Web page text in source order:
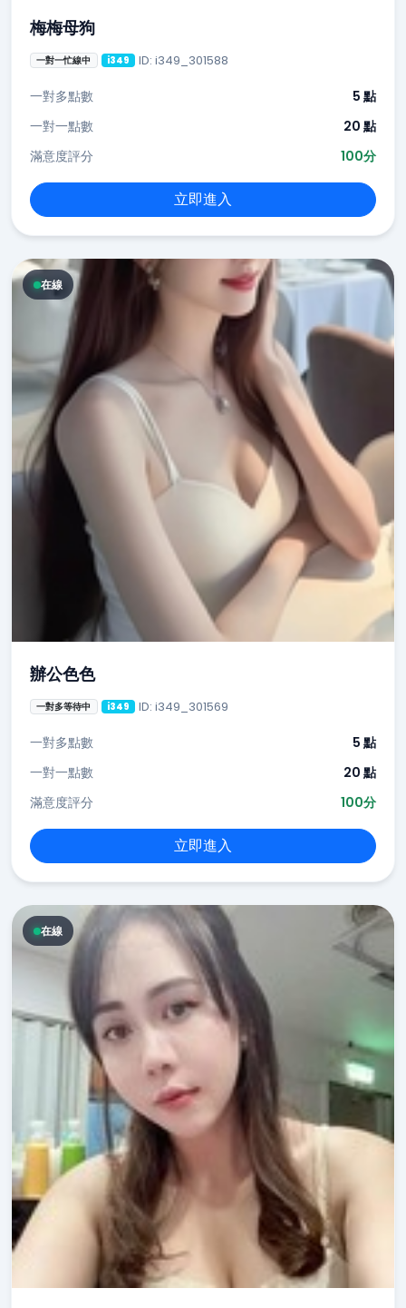
梅梅母狗
一對一忙線中 i349 ID: i349_301588
一對多點數
5 點
一對一點數
20 點
滿意度評分
100分
立即進入
在線
辦公色色
一對多等待中 i349 ID: i349_301569
一對多點數
5 點
一對一點數
20 點
滿意度評分
100分
立即進入
在線